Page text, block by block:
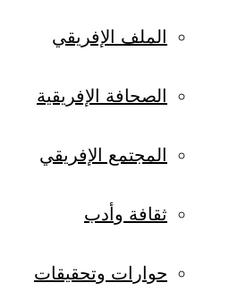
الملف الإفريقي
الصحافة الإفريقية
المجتمع الإفريقي
ثقافة وأدب
حوارات وتحقيقات